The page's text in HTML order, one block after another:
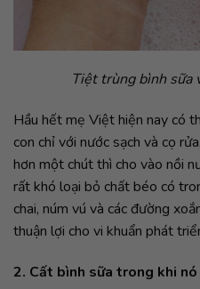
Tiệt trùng bình sữa
Hầu hết mẹ Việt hiện nay có
con chỉ với nước sạch và cọ
hơn một chút thì cho vào nồi
rất khó loại bỏ chất béo có
chai, núm vú và các đường
thuận lợi cho vi khuẩn phát
2. Cất bình sữa trong khi nó